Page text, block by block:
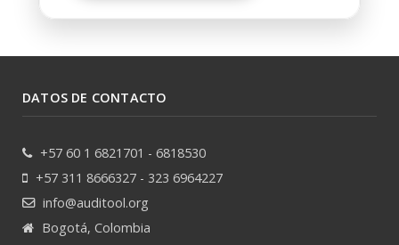
DATOS DE CONTACTO
+57 60 1 6821701 - 6818530
+57 311 8666327 - 323 6964227
info@auditool.org
Bogotá, Colombia